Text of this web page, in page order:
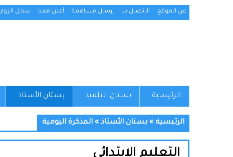
عن الموقع الاتصال بنا إرسال مساهمة أعلن معنا سجل الزوار
الرئيسية بستان التلميذ بستان الأستاذ
الرئيسية » بستان الأستاذ » المذكرة اليومية
التعليم الابتدائي